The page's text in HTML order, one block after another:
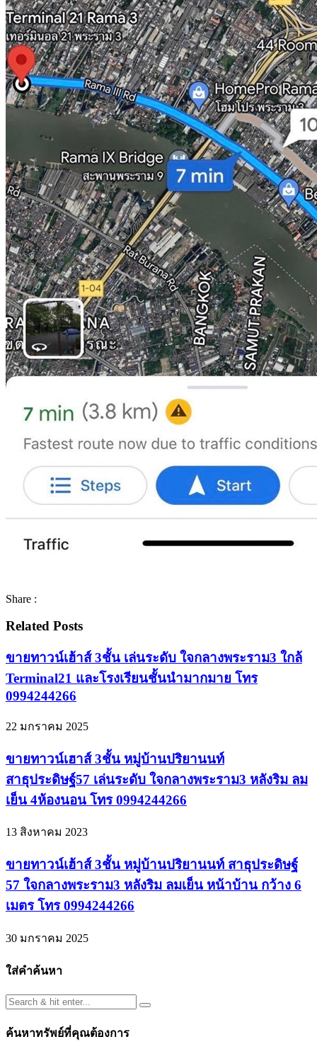
Share :
Related Posts
ขายทาวน์เฮ้าส์ 3ชั้น เล่นระดับ ใจกลางพระราม3 ใกล้
Terminal21 และโรงเรียนชั้นนำมากมาย โทร
0994244266
22 มกราคม 2025
ขายทาวน์เฮาส์ 3ชั้น หมู่บ้านปริยานนท์
สาธุประดิษฐ์57 เล่นระดับ ใจกลางพระราม3 หลังริม ลม
เย็น 4ห้องนอน โทร 0994244266
13 สิงหาคม 2023
ขายทาวน์เฮ้าส์ 3ชั้น หมู่บ้านปริยานนท์ สาธุประดิษฐ์
57 ใจกลางพระราม3 หลังริม ลมเย็น หน้าบ้าน กว้าง 6
เมตร โทร 0994244266
30 มกราคม 2025
ใส่คำค้นหา
ค้นหาทรัพย์ที่คุณต้องการ